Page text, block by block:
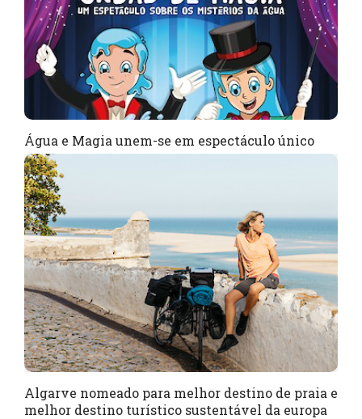
Água e Magia unem-se em espectáculo único
Algarve nomeado para melhor destino de praia e
melhor destino turístico sustentável da europa